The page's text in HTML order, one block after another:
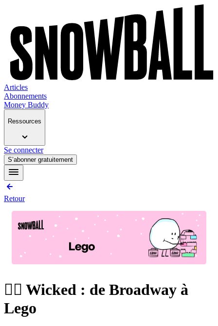
Articles
Abonnements
Money Buddy
Ressources
Se connecter
S’abonner gratuitement
Retour
🧙‍♀️ Wicked : de Broadway à
Lego